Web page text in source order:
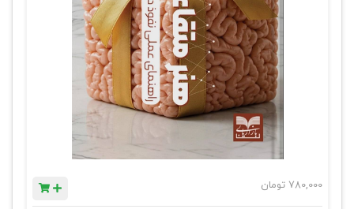
780,000 تومان